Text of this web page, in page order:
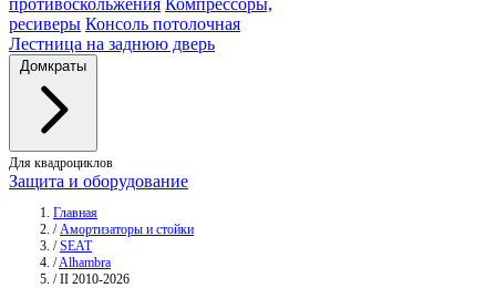
противоскольжения Компрессоры,
ресиверы Консоль потолочная
Лестница на заднюю дверь
Домкраты
Для квадроциклов
Защита и оборудование
Главная
/ Амортизаторы и стойки
/ SEAT
/Alhambra
/ II 2010-2026